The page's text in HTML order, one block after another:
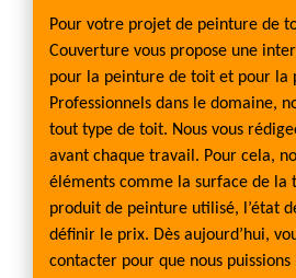
Pour votre projet de peinture de
Couverture vous propose une
pour la peinture de toit et pour la
Professionnels dans le domaine,
tout type de toit. Nous vous
avant chaque travail. Pour cela,
éléments comme la surface de la
produit de peinture utilisé, l’état
définir le prix. Dès aujourd’hui,
contacter pour que nous